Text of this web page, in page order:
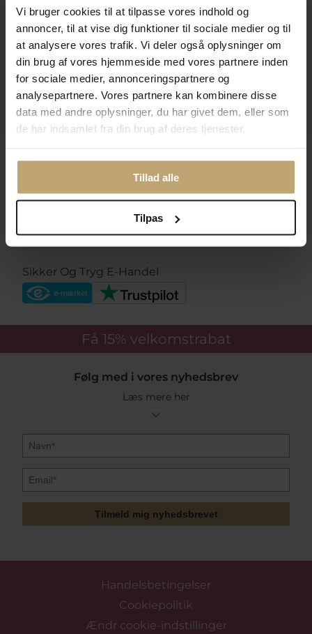
Vi bruger cookies til at tilpasse vores indhold og
annoncer, til at vise dig funktioner til sociale medier og til
at analysere vores trafik. Vi deler også oplysninger om
din brug af vores hjemmeside med vores partnere inden
for sociale medier, annonceringspartnere og
analysepartnere. Vores partnere kan kombinere disse
data med andre oplysninger, du har givet dem, eller som
de har indsamlet fra din brug af deres tjenester.
Tillad alle
Tilpas
Kontakt
Åbningstider I Butikken
Information
Praktiske Sider
Betalingsmuligheder
Sikker Og Tryg E-Handel
Få 15% velkomstrabat
Følg med i vores nyhedsbrev
Læs mere her
Tilmeld mig nyhedsbrevet
Handelsbetingelser
Cookiepolitik
Ændr cookie-indstillinger